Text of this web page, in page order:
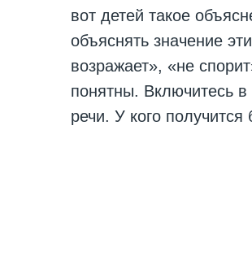
вот детей такое
объяснять значение
возражает», «не
понятны. Включитесь в
речи. У кого